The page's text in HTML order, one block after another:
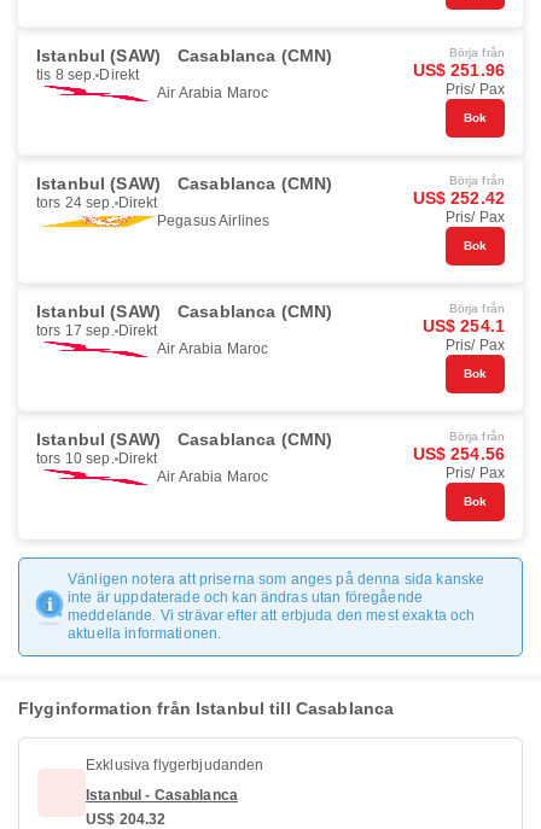
Istanbul (SAW) Casablanca (CMN)
tis 8 sep. Direkt
Air Arabia Maroc
Börja från
US$ 251.96
Pris/ Pax
Bok
Istanbul (SAW) Casablanca (CMN)
tors 24 sep. Direkt
Pegasus Airlines
Börja från
US$ 252.42
Pris/ Pax
Bok
Istanbul (SAW) Casablanca (CMN)
tors 17 sep. Direkt
Air Arabia Maroc
Börja från
US$ 254.1
Pris/ Pax
Bok
Istanbul (SAW) Casablanca (CMN)
tors 10 sep. Direkt
Air Arabia Maroc
Börja från
US$ 254.56
Pris/ Pax
Bok
Vänligen notera att priserna som anges på denna sida kanske
inte är uppdaterade och kan ändras utan föregående
meddelande. Vi strävar efter att erbjuda den mest exakta och
aktuella informationen.
Flyginformation från Istanbul till Casablanca
Exklusiva flygerbjudanden
Istanbul - Casablanca
US$ 204.32